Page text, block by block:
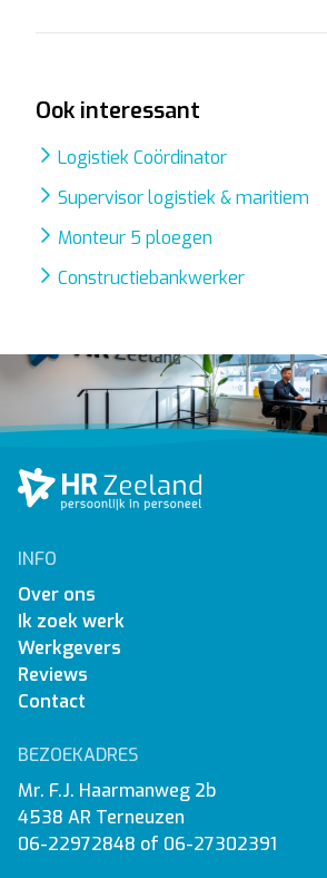
Ook interessant
Logistiek Coördinator
Supervisor logistiek & maritiem
Monteur 5 ploegen
Constructiebankwerker
INFO
Over ons
Ik zoek werk
Werkgevers
Reviews
Contact
BEZOEKADRES
Mr. F.J. Haarmanweg 2b
4538 AR Terneuzen
06-22972848 of 06-27302391